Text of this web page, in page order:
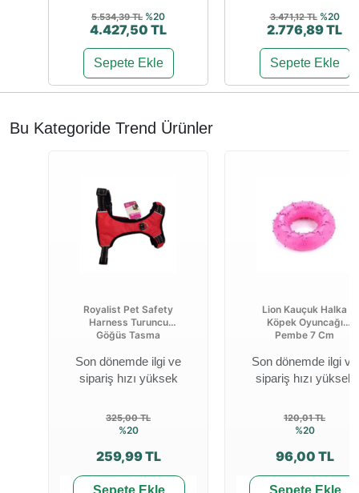
5.534,39 TL %20
4.427,50 TL
Sepete Ekle
3.471,12 TL %20
2.776,89 TL
Sepete Ekle
Bu Kategoride Trend Ürünler
Royalist Pet Safety
Harness Turuncu
Göğüs Tasma
Son dönemde ilgi ve
sipariş hızı yüksek
325,00 TL
%20
259,99 TL
Sepete Ekle
Lion Kauçuk Halka
Köpek Oyuncağı
Pembe 7 Cm
Son dönemde ilgi ve
sipariş hızı yüksek
120,01 TL
%20
96,00 TL
Sepete Ekle